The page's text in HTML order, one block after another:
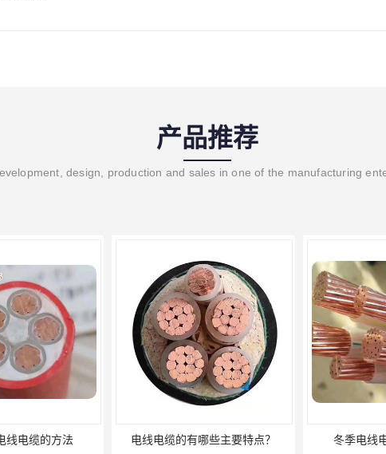
产品推荐
design, production and sales in one of the manufacturing
哪些主要特点？ 冬季电线电缆的防护措施